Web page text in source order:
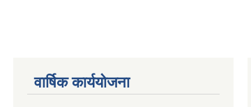
वार्षिक कार्ययोजना